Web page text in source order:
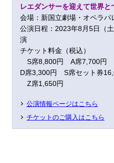
レエダンサーを迎えて世界と
会場：新国立劇場・オペラパ
公演日程：2023年8月5日（
演
チケット料金（税込）
S席8,800円 A席7,700円
D席3,300円 S席セット券
Z席1,650円
公演情報ページはこちら
チケットのご購入はこちら